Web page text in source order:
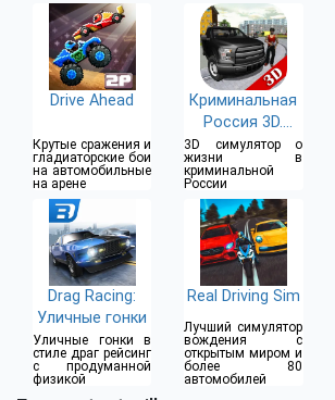
Drive Ahead
Крутые сражения и
гладиаторские бои
на автомобильные
на арене
Криминальная
Россия 3D.
Борис
3D симулятор о
жизни в
криминальной
России
Drag Racing:
Уличные гонки
Уличные гонки в
стиле драг рейсинг
с продуманной
физикой
Real Driving Sim
Лучший симулятор
вождения с
открытым миром и
более 80
автомобилей